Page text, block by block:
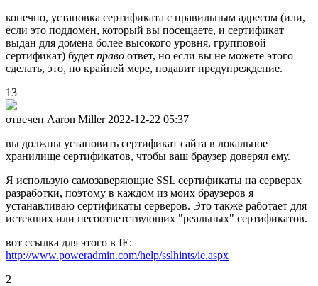
конечно, установка сертификата с правильным адресом (или,
если это поддомен, который вы посещаете, и сертификат
выдан для домена более высокого уровня, групповой
сертификат) будет право ответ, но если вы не можете этого
сделать, это, по крайней мере, подавит предупреждение.
13
отвечен Aaron Miller 2022-12-22 05:37
вы должны установить сертификат сайта в локальное
хранилище сертификатов, чтобы ваш браузер доверял ему.
Я использую самозаверяющие SSL сертификаты на серверах
разработки, поэтому в каждом из моих браузеров я
устанавливаю сертификаты серверов. Это также работает для
истекших или несоответствующих "реальных" сертификатов.
вот ссылка для этого в IE:
http://www.poweradmin.com/help/sslhints/ie.aspx
2